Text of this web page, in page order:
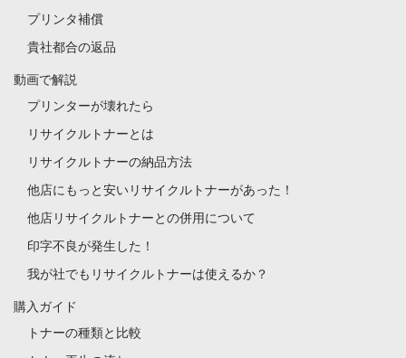
プリンタ補償
貴社都合の返品
動画で解説
プリンターが壊れたら
リサイクルトナーとは
リサイクルトナーの納品方法
他店にもっと安いリサイクルトナーがあった！
他店リサイクルトナーとの併用について
印字不良が発生した！
我が社でもリサイクルトナーは使えるか？
購入ガイド
トナーの種類と比較